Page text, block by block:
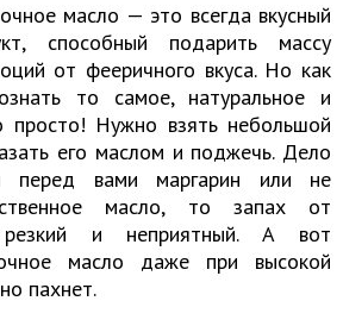
масло — это всегда вкусный
способный подарить массу
от фееричного вкуса. Но как
то самое, натуральное и
просто! Нужно взять небольшой
его маслом и поджечь. Дело
вами маргарин или не
масло, то запах от
и неприятный. А вот
масло даже при высокой
пахнет.